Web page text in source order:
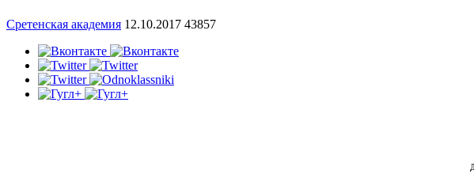
Сретенская академия 12.10.2017 43857